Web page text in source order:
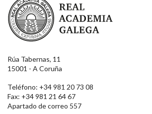
Rúa Tabernas, 11
15001 - A Coruña
Teléfono: +34 981 20 73 08
Fax: +34 981 21 64 67
Apartado de correo 557